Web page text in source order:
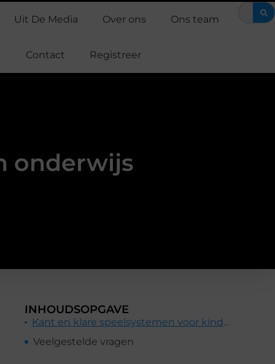
Support Casper een verschil maakt in de strijd tegen
Uit De Media Over ons Ons team
Contact Registreer
onderwijs
INHOUDSOPGAVE
Kant en klare speelsystemen voor kinderdagverblijf en onderwijs
Veelgestelde vragen